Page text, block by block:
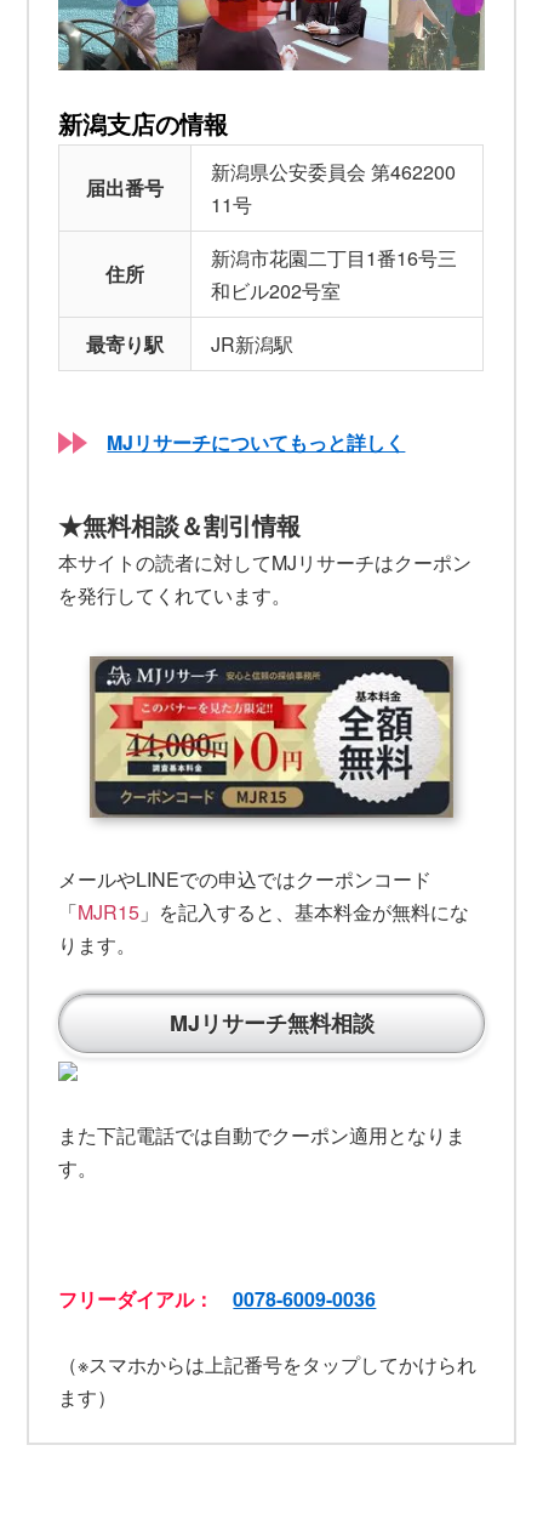
新潟支店の情報
届出番号
新潟県公安委員会 第462200
11号
住所
新潟市花園二丁目1番16号三
和ビル202号室
最寄り駅
JR新潟駅
MJリサーチについてもっと詳しく
★無料相談＆割引情報
本サイトの読者に対してMJリサーチはクーポン
を発行してくれています。
メールやLINEでの申込ではクーポンコード
「MJR15 」を記入すると、基本料金が無料にな
ります。
MJリサーチ無料相談
また下記電話では自動でクーポン適用となりま
す。
フリーダイアル：0078-6009-0036
（※スマホからは上記番号をタップしてかけられ
ます）